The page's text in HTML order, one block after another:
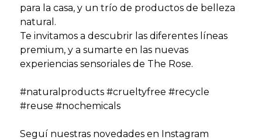
para la casa, y un trío de productos de belleza
natural.
Te invitamos a descubrir las diferentes líneas
premium, y a sumarte en las nuevas
experiencias sensoriales de The Rose.
#naturalproducts #crueltyfree #recycle
#reuse #nochemicals
Seguí nuestras novedades en Instagram